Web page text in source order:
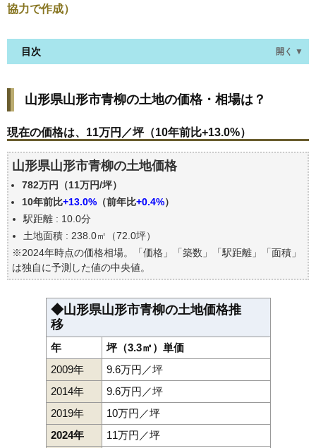
協力で作成）
目次 開く ▼
現在の価格は、11万円／坪（10年前比+13.0%）
価格を詳細に分析しよう
山形県山形市青柳の土地の過去の売買事例
公示地価はいくら
エリアの将来性を人口予想から検討しよう
自分の年収でいくらの不動産が買える？
山形県山形市青柳の土地の価格・相場は？
現在の価格は、11万円／坪（10年前比+13.0%）
山形県山形市青柳の土地価格
782万円（11万円/坪）
10年前比+13.0% （前年比+0.4%）
駅距離 : 10.0分
土地面積 : 238.0㎡（72.0坪）
※2024年時点の価格相場。「価格」「築数」「駅距離」「面積」
は独自に予測した値の中央値。
◆山形県山形市青柳の土地価格推
移
年
坪（3.3㎡）単価
2009年
9.6万円／坪
2014年
9.6万円／坪
2019年
10万円／坪
2024年
11万円／坪